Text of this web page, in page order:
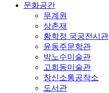
문화공간
무계원
상촌재
황학정 국궁전시관
윤동주문학관
박노수미술관
고희동미술관
창신소통공작소
도서관